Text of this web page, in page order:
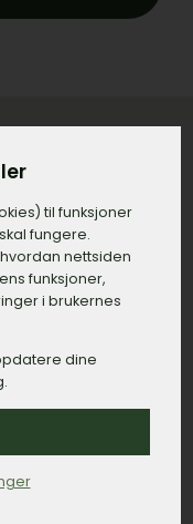
gravstein
kroner.
til funksjoner
fungere.
nettsiden
funksjoner,
i brukernes
dine